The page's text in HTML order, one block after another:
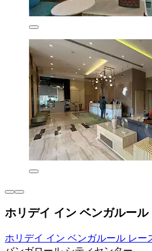
ホリデイ イン ベンガルー
ホリデイ イン ベンガルール レー